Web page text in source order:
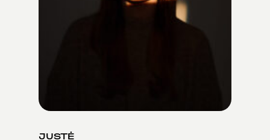
JUSTĖ